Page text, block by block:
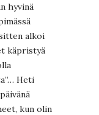
hyvinä
alkoi
käpristyä
Heti
kun olin